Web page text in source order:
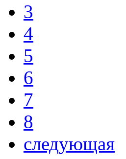
3
4
5
6
7
8
следующая